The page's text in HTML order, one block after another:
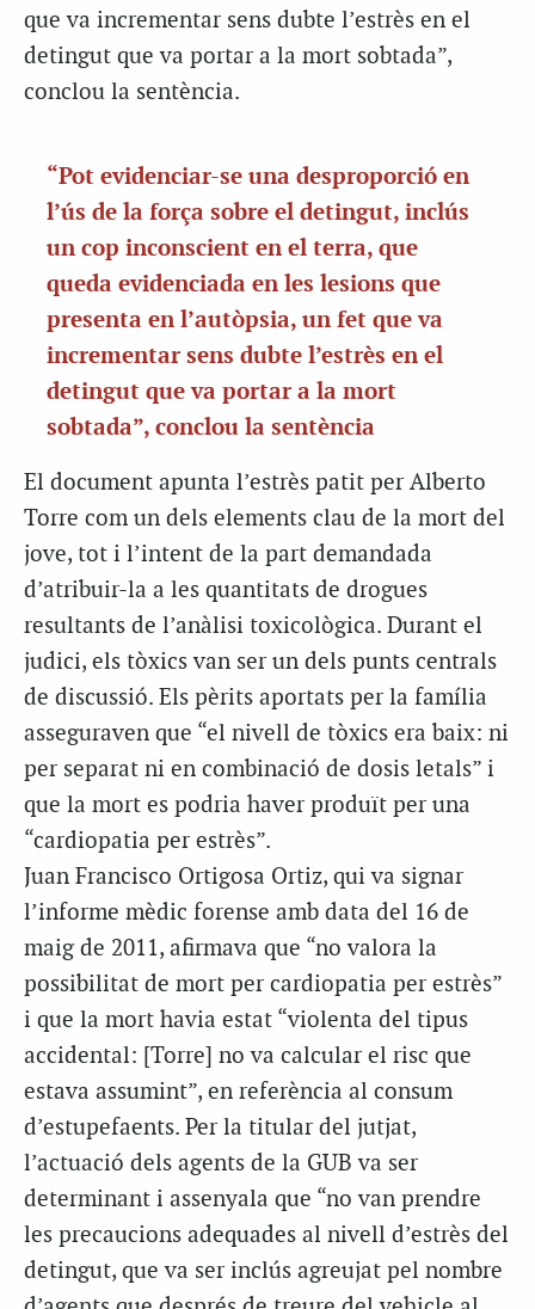
que va incrementar sens dubte l’estrès en el
detingut que va portar a la mort sobtada”,
conclou la sentència.
“Pot evidenciar-se una desproporció en
l’ús de la força sobre el detingut, inclús
un cop inconscient en el terra, que
queda evidenciada en les lesions que
presenta en l’autòpsia, un fet que va
incrementar sens dubte l’estrès en el
detingut que va portar a la mort
sobtada”, conclou la sentència
El document apunta l’estrès patit per Alberto
Torre com un dels elements clau de la mort del
jove, tot i l’intent de la part demandada
d’atribuir-la a les quantitats de drogues
resultants de l’anàlisi toxicològica. Durant el
judici, els tòxics van ser un dels punts centrals
de discussió. Els pèrits aportats per la família
asseguraven que “el nivell de tòxics era baix: ni
per separat ni en combinació de dosis letals” i
que la mort es podria haver produït per una
“cardiopatia per estrès”.
Juan Francisco Ortigosa Ortiz, qui va signar
l’informe mèdic forense amb data del 16 de
maig de 2011, afirmava que “no valora la
possibilitat de mort per cardiopatia per estrès”
i que la mort havia estat “violenta del tipus
accidental: [Torre] no va calcular el risc que
estava assumint”, en referència al consum
d’estupefaents. Per la titular del jutjat,
l’actuació dels agents de la GUB va ser
determinant i assenyala que “no van prendre
les precaucions adequades al nivell d’estrès del
detingut, que va ser inclús agreujat pel nombre